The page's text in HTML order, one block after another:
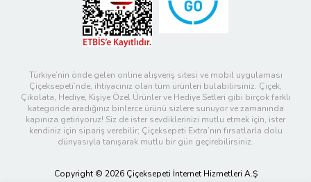
Türkiye’nin önde gelen online alışveriş sitesi ve mobil uygulaması
Çiçeksepeti’nde, ihtiyacınız olan tüm ürünleri bulabilirsiniz. Çiçek,
Çikolata, Hediye, Kişiye Özel Ürünler ve Hediye Setleri gibi birçok farklı
kategoride aradığınız binlerce ürünü sizlere sunuyor ve zamanında
kapınıza getiriyoruz! Siz de ister sevdiklerinizi mutlu etmek için, ister
kendiniz için sipariş verebilir; Çiçeksepeti Extra’nın fırsatlarla dolu
dünyasıyla tanışarak mutlu bir gün geçirebilirsiniz.
Copyright © 2026 Çiçeksepeti İnternet Hizmetleri A.Ş